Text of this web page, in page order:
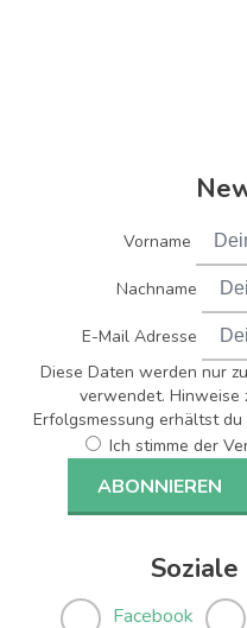
Vorname
Nachname
E-Mail Adresse
Diese Daten werden nur
verwendet. Hinweise
Erfolgsmessung erhältst
Ich stimme der
Facebook